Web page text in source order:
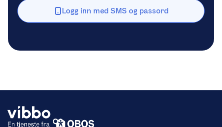
Logg inn med SMS og passord